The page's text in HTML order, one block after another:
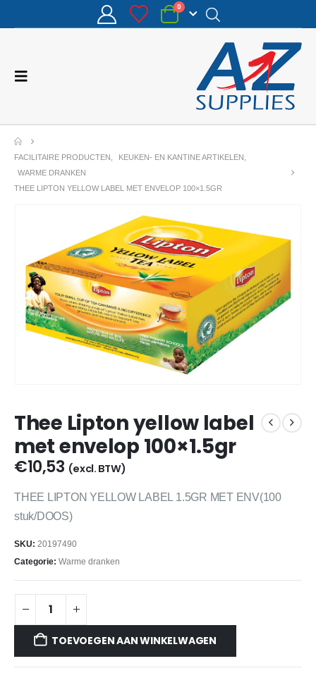
0
FACILITAIRE PRODUCTEN KEUKEN- EN KANTINE ARTIKELEN
WARME DRANKEN
THEE LIPTON YELLOW LABEL MET ENVELOP 100×1.5GR
Thee Lipton yellow label
met envelop 100×1.5gr
€10,53 (excl. BTW)
THEE LIPTON YELLOW LABEL 1.5GR MET ENV(100
stuk/DOOS)
SKU: 20197490
Categorie: Warme dranken
TOEVOEGEN AAN WINKELWAGEN